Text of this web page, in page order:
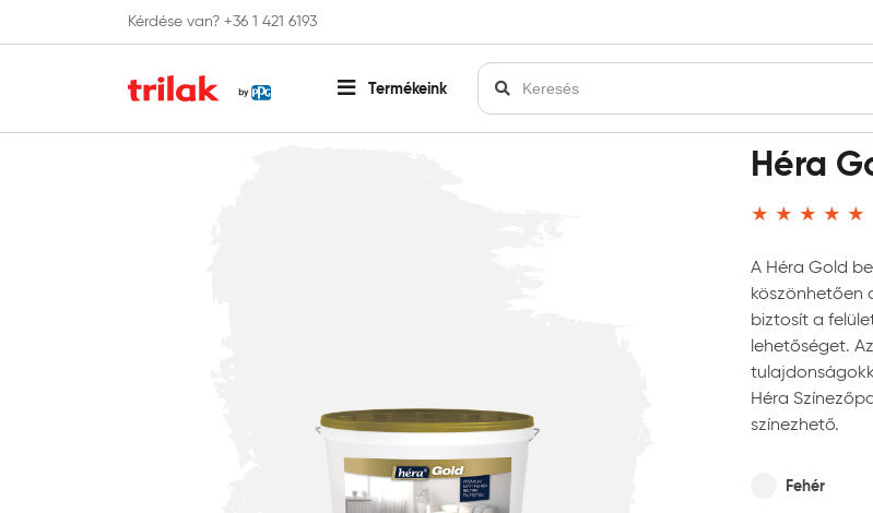
Kérdése van? +36 1 421 6193
Termékeink
Fontos tájékoztatás! Webshopunk hamarosan bezárásra kerül. Kérjük, új rendelést már ne
Héra
A Héra Gold
köszönhetően
biztosít a
lehetőséget.
Héra
színezhető.
Fehér